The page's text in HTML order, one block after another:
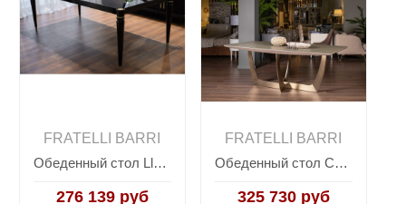
FRATELLI BARRI
Обеденный стол Lloyd LLOYD, FRATELLI BARRI
276 139 руб
FRATELLI BARRI
Обеденный стол CONCEPT, FRATELLI BARRI
325 730 руб